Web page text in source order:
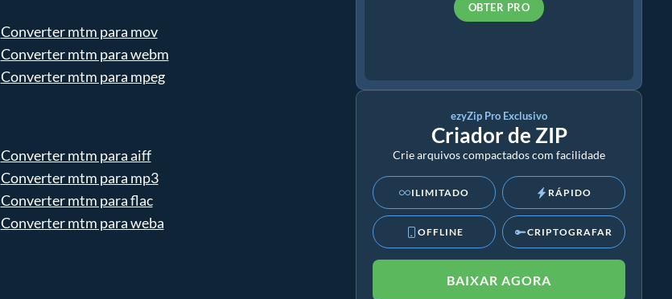
Converter mtm para mov
Converter mtm para webm
Converter mtm para mpeg
Converter mtm para aiff
Converter mtm para mp3
Converter mtm para flac
Converter mtm para weba
OBTER PRO
ezyZip Pro Exclusivo
Criador de ZIP
Crie arquivos compactados com facilidade
ILIMITADO RÁPIDO
OFFLINE CRIPTOGRAFAR
BAIXAR AGORA